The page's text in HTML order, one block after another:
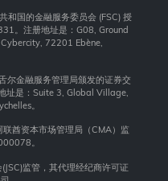
和国的金融服务委员会 (FSC) 授
。注册地址是：G08, Ground
72201 Ebène,
尔金融服务管理局颁发的证券交
址是：Suite 3, Global Village,
。
酋资本市场管理局（CMA）监
。
监管，其代理经纪商许可证